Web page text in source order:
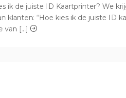
ik de juiste ID Kaartprinter? We
klanten: “Hoe kies ik de juiste ID
van [...]